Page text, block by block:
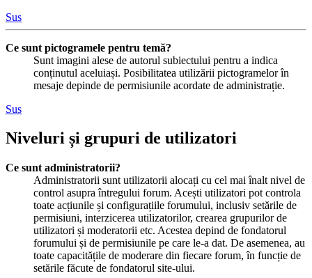
Sus
Ce sunt pictogramele pentru temă?
Sunt imagini alese de autorul subiectului pentru a indica
conținutul aceluiași. Posibilitatea utilizării pictogramelor în
mesaje depinde de permisiunile acordate de administrație.
Sus
Niveluri și grupuri de utilizatori
Ce sunt administratorii?
Administratorii sunt utilizatorii alocați cu cel mai înalt nivel de
control asupra întregului forum. Acești utilizatori pot controla
toate acțiunile și configurațiile forumului, inclusiv setările de
permisiuni, interzicerea utilizatorilor, crearea grupurilor de
utilizatori și moderatorii etc. Acestea depind de fondatorul
forumului și de permisiunile pe care le-a dat. De asemenea, au
toate capacitățile de moderare din fiecare forum, în funcție de
setările făcute de fondatorul site-ului.